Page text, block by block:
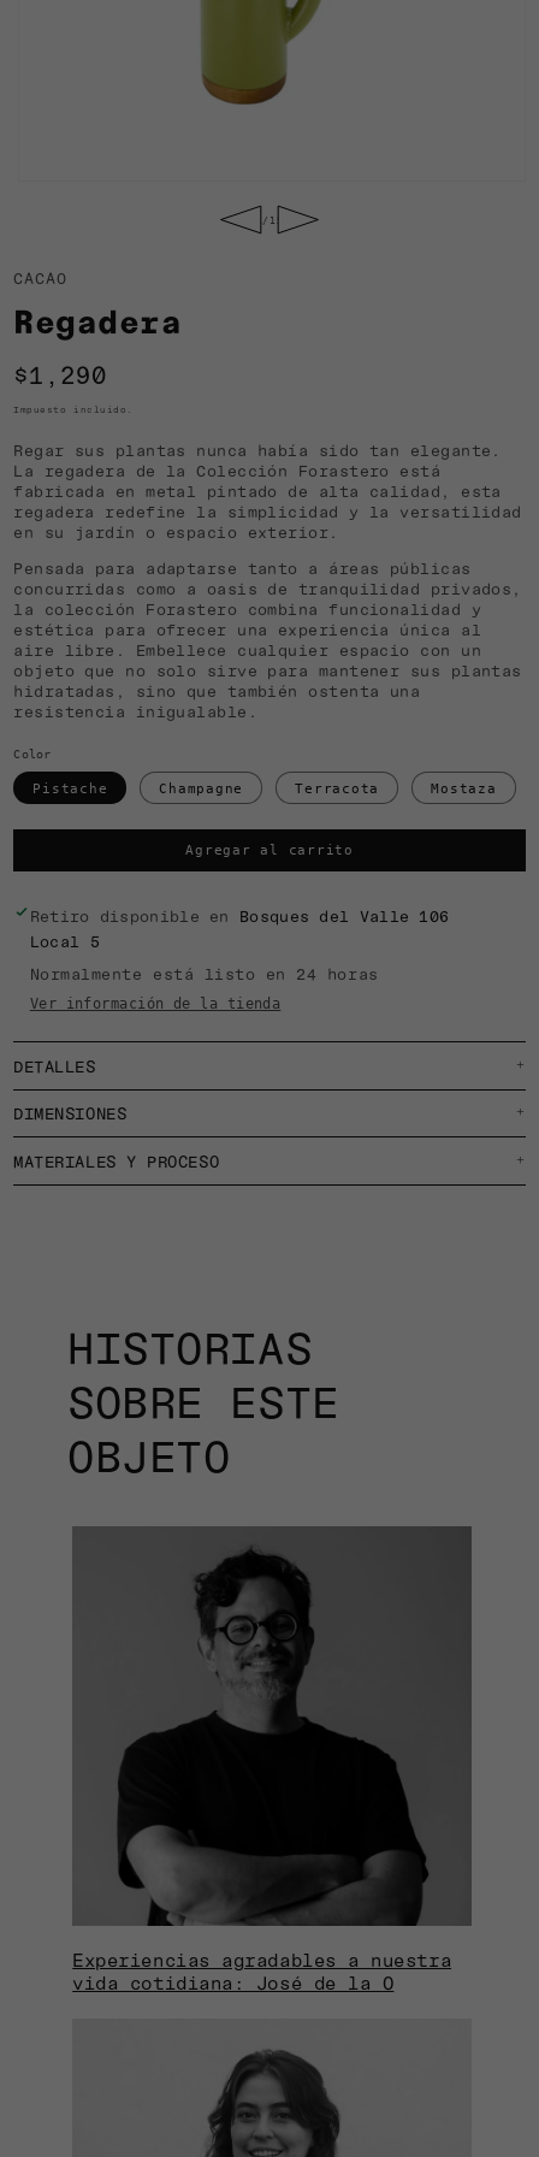
una
modal
/ de
15
CACAO
Regadera
Precio
habitual
$1,290
Impuesto incluido.
Regar sus plantas nunca había sido tan elegante.
La regadera de la Colección Forastero está
fabricada en metal pintado de alta calidad, esta
regadera redefine la simplicidad y la versatilidad
en su jardín o espacio exterior.
Pensada para adaptarse tanto a áreas públicas
concurridas como a oasis de tranquilidad privados,
la colección Forastero combina funcionalidad y
estética para ofrecer una experiencia única al
aire libre. Embellece cualquier espacio con un
objeto que no solo sirve para mantener sus plantas
hidratadas, sino que también ostenta una
resistencia inigualable.
Color
Pistache Champagne Terracota Mostaza
Agregar al carrito
Retiro disponible en Bosques del Valle 106
Local 5
Normalmente está listo en 24 horas
Ver información de la tienda
DETALLES +
DIMENSIONES +
MATERIALES Y PROCESO +
HISTORIAS
SOBRE ESTE
OBJETO
Experiencias agradables a nuestra
vida cotidiana: José de la O